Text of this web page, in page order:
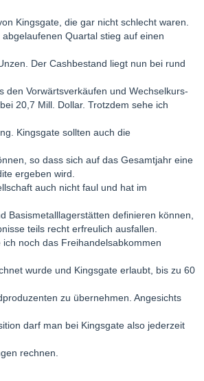
Kingsgate, die gar nicht schlecht waren.
Quartal stieg auf einen
Der Cashbestand liegt nun bei rund
den Vorwärtsverkäufen und Wechselkurs-
20,7 Mill. Dollar. Trotzdem sehe ich
Kingsgate sollten auch die
so dass sich auf das Gesamtjahr eine
ergeben wird.
auch nicht faul und hat im
Basismetalllagerstätten definieren können,
teils recht erfreulich ausfallen.
noch das Freihandelsabkommen
wurde und Kingsgate erlaubt, bis zu 60
zu übernehmen. Angesichts
darf man bei Kingsgate also jederzeit
rechnen.